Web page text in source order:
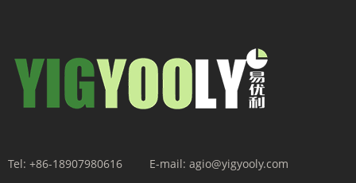
Tel: +86-18907980616 E-mail: agio@yigyooly.com